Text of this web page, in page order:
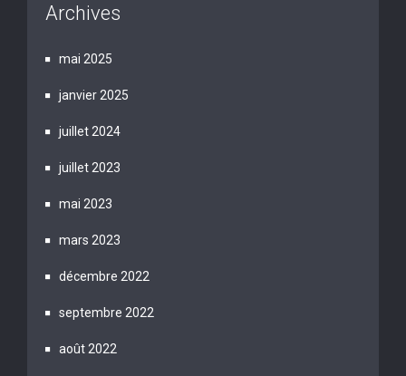
Archives
mai 2025
janvier 2025
juillet 2024
juillet 2023
mai 2023
mars 2023
décembre 2022
septembre 2022
août 2022